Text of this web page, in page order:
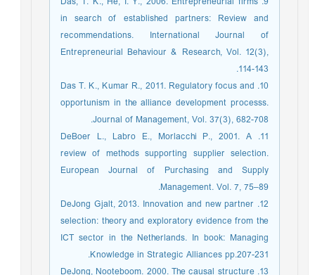
in search of established partners: Review and
recommendations. International Journal of
Entrepreneurial Behaviour & Research, Vol. 12(3),
114-143.
10. Das T. K., Kumar R., 2011. Regulatory focus and
opportunism in the alliance development processs.
Journal of Management, Vol. 37(3), 682-708.
11. DeBoer L., Labro E., Morlacchi P., 2001. A
review of methods supporting supplier selection.
European Journal of Purchasing and Supply
Management. Vol. 7, 75–89.
12. DeJong Gjalt, 2013. Innovation and new partner
selection: theory and exploratory evidence from the
ICT sector in the Netherlands. In book: Managing
Knowledge in Strategic Alliances pp.207-231.